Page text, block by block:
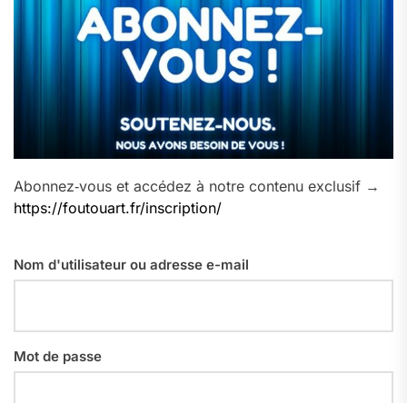
Abonnez‑vous et accédez à notre contenu exclusif →
https://foutouart.fr/inscription/
Nom d'utilisateur ou adresse e-mail
Mot de passe